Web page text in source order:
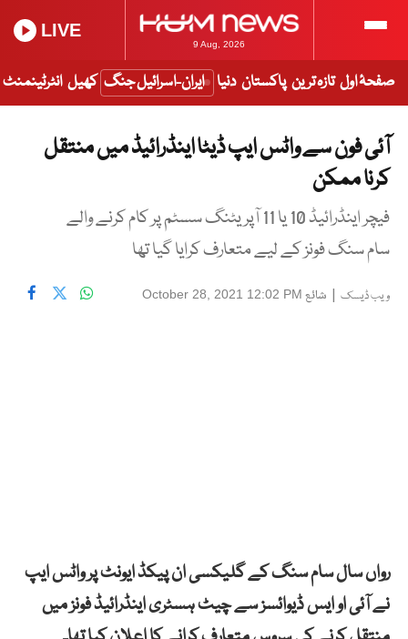
9 Aug, 2026
LIVE
صفحۂ اول تازہ ترین پاکستان دنیا ایران-اسرائیل جنگ کھیل انٹرٹینمنٹ
آئی فون سے واٹس ایپ ڈیٹا اینڈرائیڈ میں منتقل
کرنا ممکن
فیچر اینڈرائیڈ 10 یا 11 آپریٹنگ سسٹم پر کام کرنے والے
سام سنگ فونز کے لیے متعارف کرایا گیا تھا
ویب ڈیسک | شائع October 28, 2021 12:02 PM
رواں سال سام سنگ کے گلیکسی ان پیکڈ ایونٹ پر واٹس ایپ
نے آئی او ایس ڈیوائسز سے چیٹ ہسٹری اینڈرائیڈ فونز میں